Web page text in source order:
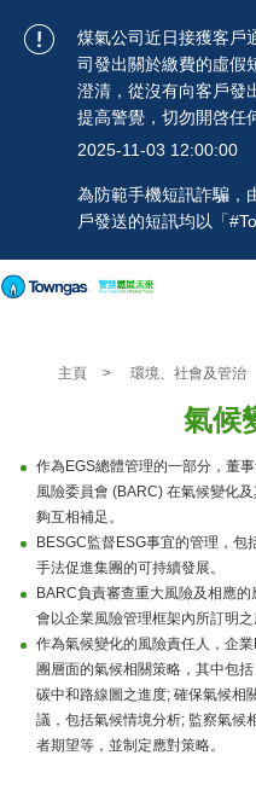
煤氣公司近日接獲客戶
司發出關於繳費的虛假
澄清，從沒有向客戶發
提高警覺，切勿開啓任
2025-11-03 12:00:00
為防範手機短訊詐騙，
戶發送的短訊均以「
個人資料，以免蒙受損
時致電煤氣公司客戶服
郵：
2024-11-14 09:00:00
主頁 > 環境、社會及管治
氣候
作為EGS總體管理的一部分，董
風險委員會 (BARC) 在氣候變化
夠互相補足。
BESGC監督ESG事宜的管理，包
手法促進集團的可持續發展。
BARC負責審查重大風險及相應
會以企業風險管理框架內所訂明
作為氣候變化的風險責任人，企
團層面的氣候相關策略，其中包
碳中和路線圖之進度; 確保氣候相
議，包括氣候情境分析; 監察氣候
者期望等，並制定應對策略。